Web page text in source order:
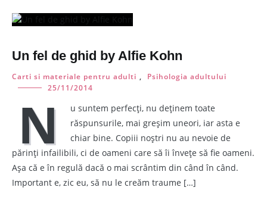
Un fel de ghid by Alfie Kohn
Carti si materiale pentru adulti ,
Psihologia adultului
25/11/2014
N
u suntem perfecți, nu deținem toate
răspunsurile, mai greșim uneori, iar asta e
chiar bine. Copiii noștri nu au nevoie de
părinți infailibili, ci de oameni care să îi învețe să fie oameni.
Așa că e în regulă dacă o mai scrântim din când în când.
Important e, zic eu, să nu le creăm traume […]